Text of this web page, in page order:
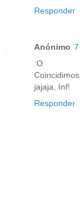
Responder
Anónimo
:O
jajaja, Inf!
Responder